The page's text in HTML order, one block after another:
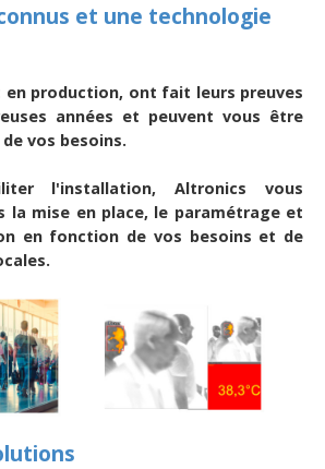
et une technologie
en production, ont fait leurs preuves
années et peuvent vous être
vos besoins.
l'installation, Altronics vous
la mise en place, le paramétrage et
en fonction de vos besoins et de